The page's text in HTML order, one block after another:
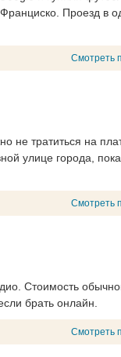
Проезд в
Смотреть
не тратиться на
улице города,
Смотреть
Стоимость
брать онлайн.
Смотреть